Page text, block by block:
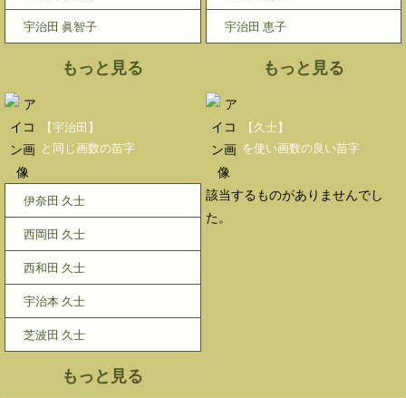
宇治田 眞智子
もっと見る
宇治田 恵子
もっと見る
【宇治田】
と同じ画数の苗字
伊奈田 久士
西岡田 久士
西和田 久士
宇治本 久士
芝波田 久士
もっと見る
【久士】
を使い画数の良い苗字
該当するものがありませんでし
た。